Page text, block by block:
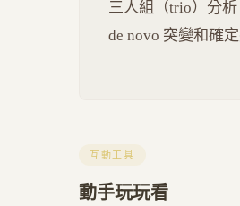
三人組（trio）分
de novo 突變和確
互動工具
動手玩玩看